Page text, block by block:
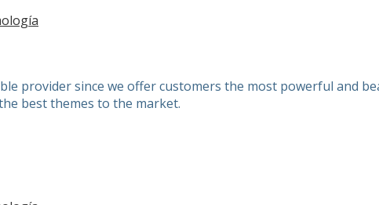
provider since we offer customers the most powerful and
best themes to the market.